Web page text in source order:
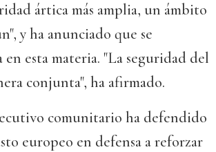
ártica más amplia, un ámbito
y ha anunciado que se
esta materia. "La seguridad del
conjunta", ha afirmado.
comunitario ha defendido
europeo en defensa a reforzar